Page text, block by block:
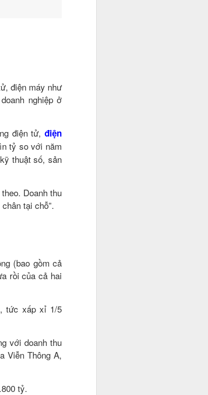
điện máy như
nghiệp ở
điện tử, điện
tỷ so với năm
thuật số, sản
Doanh thu
tại chỗ”.
(bao gồm cả
rồi của cả hai
tức xấp xỉ 1/5
với doanh thu
Viễn Thông A,
tỷ.
lý cho một số
và xây dựng sự
khó kiếm?".